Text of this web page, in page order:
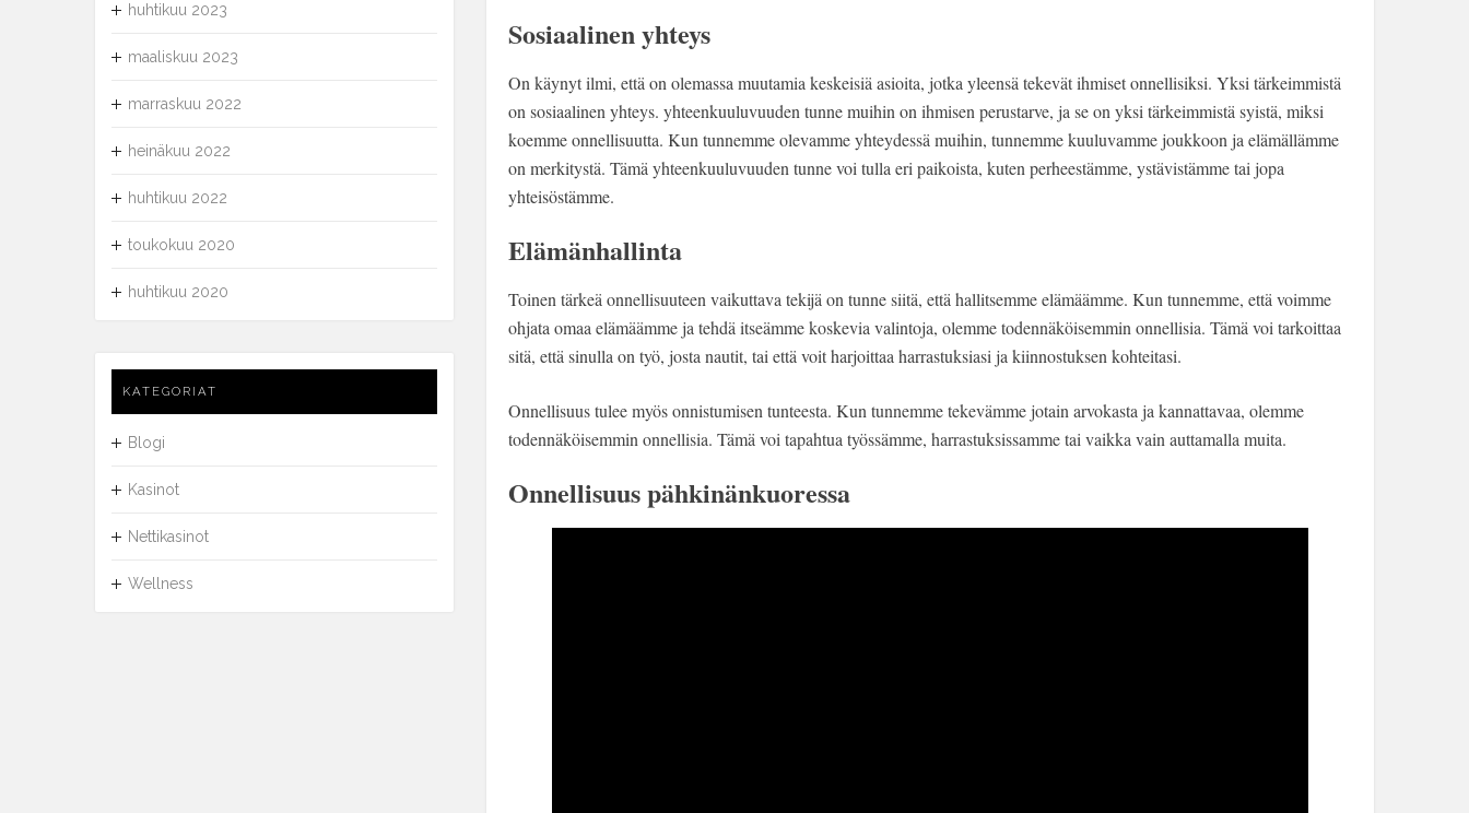
Sosiaalinen yhteys
On käynyt ilmi, että on olemassa muutamia keskeisiä asioita, jotka yleensä tekevät ihmiset onnellisiksi. Yksi tärkeimmistä
on sosiaalinen yhteys. yhteenkuuluvuuden tunne muihin on ihmisen perustarve, ja se on yksi tärkeimmistä syistä, miksi
koemme onnellisuutta. Kun tunnemme olevamme yhteydessä muihin, tunnemme kuuluvamme joukkoon ja elämällämme
on merkitystä. Tämä yhteenkuuluvuuden tunne voi tulla eri paikoista, kuten perheestämme, ystävistämme tai jopa
yhteisöstämme.
Elämänhallinta
Toinen tärkeä onnellisuuteen vaikuttava tekijä on tunne siitä, että hallitsemme elämäämme. Kun tunnemme, että voimme
ohjata omaa elämäämme ja tehdä itseämme koskevia valintoja, olemme todennäköisemmin onnellisia. Tämä voi tarkoittaa
sitä, että sinulla on työ, josta nautit, tai että voit harjoittaa harrastuksiasi ja kiinnostuksen kohteitasi.
Onnellisuus tulee myös onnistumisen tunteesta. Kun tunnemme tekevämme jotain arvokasta ja kannattavaa, olemme
todennäköisemmin onnellisia. Tämä voi tapahtua työssämme, harrastuksissamme tai vaikka vain auttamalla muita.
Onnellisuus pähkinänkuoressa
huhtikuu 2023
maaliskuu 2023
marraskuu 2022
heinäkuu 2022
huhtikuu 2022
toukokuu 2020
huhtikuu 2020
KATEGORIAT
Blogi
Kasinot
Nettikasinot
Wellness